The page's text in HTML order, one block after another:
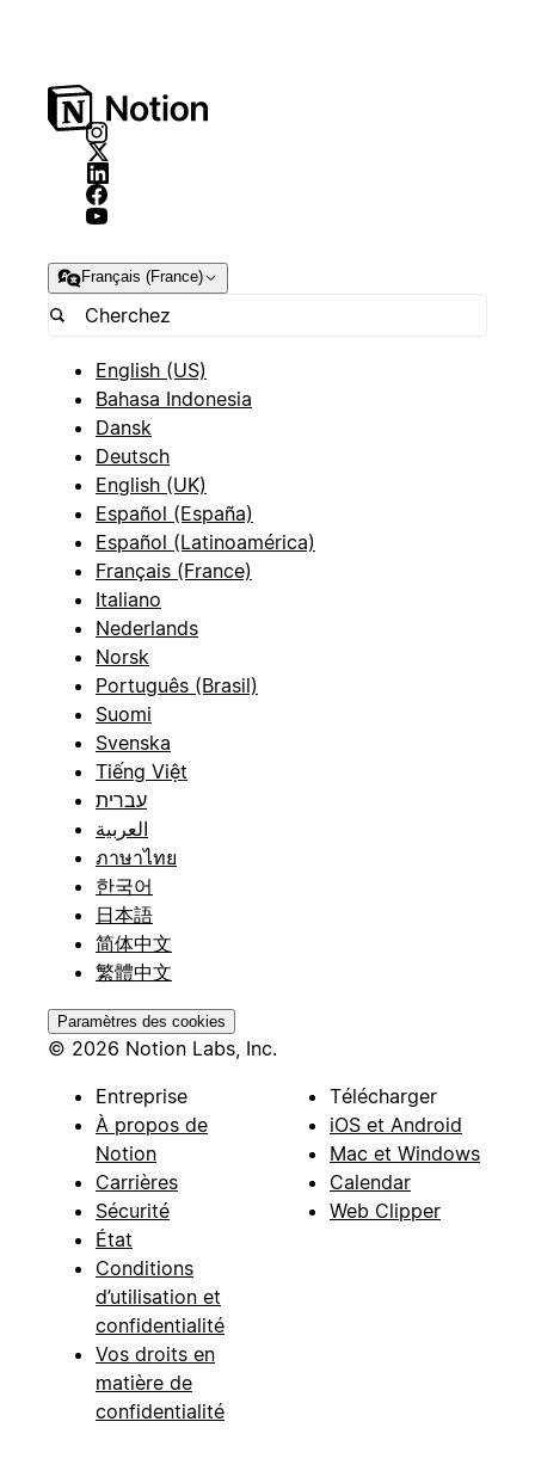
Français (France)
English (US)
Bahasa Indonesia
Dansk
Deutsch
English (UK)
Español (España)
Español (Latinoamérica)
Français (France)
Italiano
Nederlands
Norsk
Português (Brasil)
Suomi
Svenska
Tiếng Việt
עברית
العربية
ภาษาไทย
한국어
日本語
简体中文
繁體中文
Paramètres des cookies
© 2026 Notion Labs, Inc.
Entreprise
À propos de
Notion
Carrières
Sécurité
État
Conditions
d’utilisation et
confidentialité
Vos droits en
matière de
confidentialité
Télécharger
iOS et Android
Mac et Windows
Calendar
Web Clipper